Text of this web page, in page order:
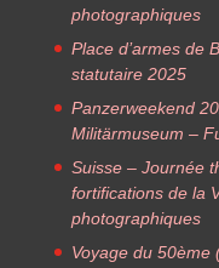
photographiques
Place d’armes de
statutaire 2025
Panzerweekend
Militärmuseum –
Suisse – Journée
fortifications de la
photographiques
Voyage du 50ème